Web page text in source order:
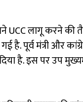
UCC लागू करने की
है. पूर्व मंत्री और
है. इस पर उप